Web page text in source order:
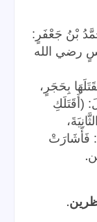
بْنُ جَعْفَرٍ:
رضي الله
بِحَجَرٍ،
(أَقَتَلَكِ
فَأَشَارَتْ
.
.